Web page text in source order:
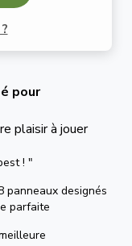
pour
plaisir à jouer
! "
panneaux designés
parfaite